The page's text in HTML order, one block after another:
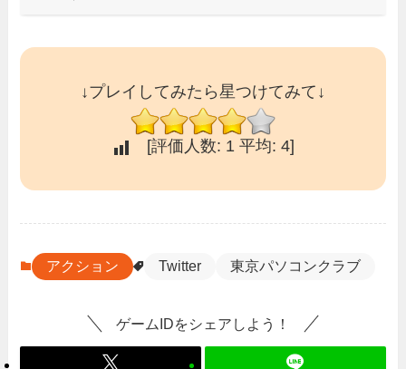
↓プレイしてみたら星つけてみて↓
[評価人数: 1 平均: 4]
アクション Twitter 東京パソコンクラブ
ゲームIDをシェアしよう！